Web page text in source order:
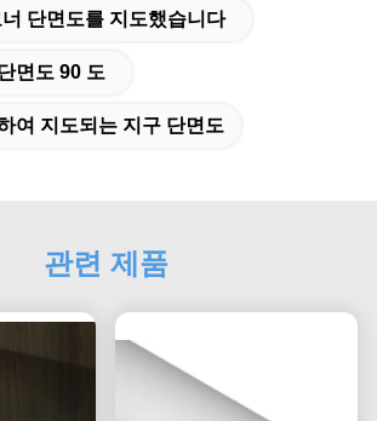
단면도를 지도했습니다
면도 90 도
여 지도되는 지구 단면도
관련 제품